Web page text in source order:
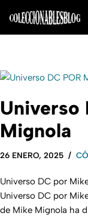
Ir
Universo
Mignola
26 ENERO, 2025
Universo DC por
Universo DC por
de Mike Mignola ha